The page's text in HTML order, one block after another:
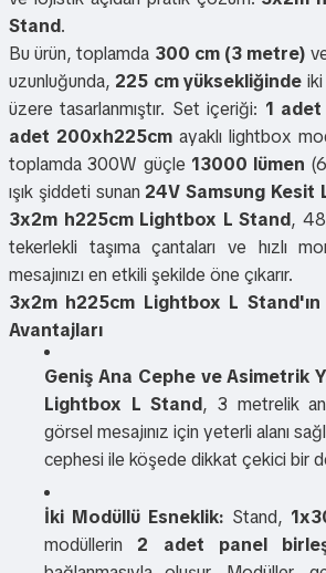
Stand.
Bu ürün, toplamda 300 cm (3 metre)
uzunluğunda,225 cm yüksekliğinde
üzere tasarlanmıştır. Set içeriği: 1
adet 200xh225cm ayaklı lightbox
toplamda 300W güçle 13000 lümen
ışık şiddeti sunan24V Samsung Kesit
3x2m h225cm Lightbox L Stand,
tekerlekli taşıma çantaları ve hızlı
mesajınızı en etkili şekilde öne çıkarır.
3x2m h225cm Lightbox L
Avantajları
Geniş Ana Cephe ve Asimetrik
Lightbox L Stand, 3 metrelik
görsel mesajınız için yeterli alanı
cephesi ile köşede dikkat çekici bir
İki Modüllü Esneklik: Stand,
modüllerin2 adet panel